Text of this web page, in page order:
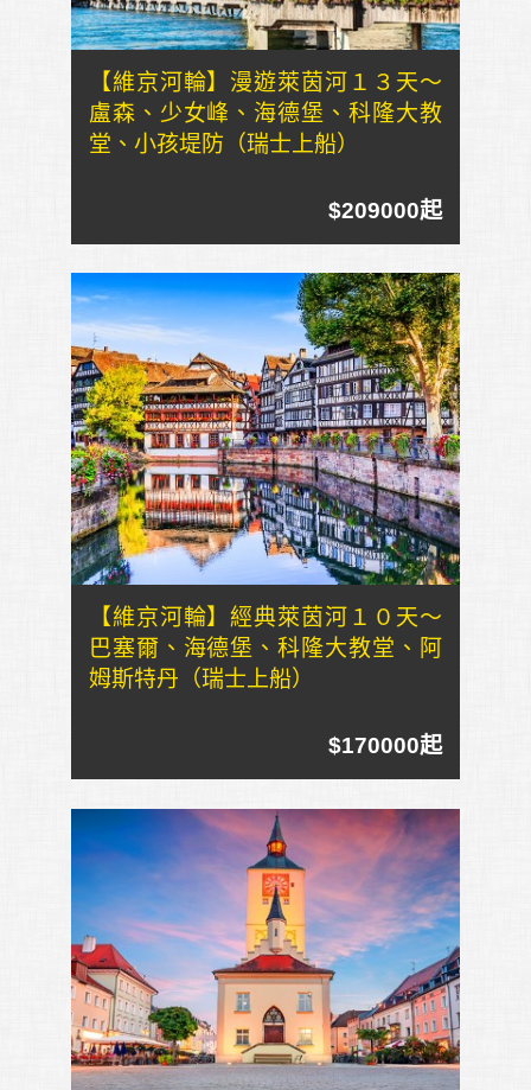
【維京河輪】漫遊萊茵河１３天～
盧森、少女峰、海德堡、科隆大教
堂、小孩堤防（瑞士上船）
$209000起
【維京河輪】經典萊茵河１０天～
巴塞爾、海德堡、科隆大教堂、阿
姆斯特丹（瑞士上船）
$170000起